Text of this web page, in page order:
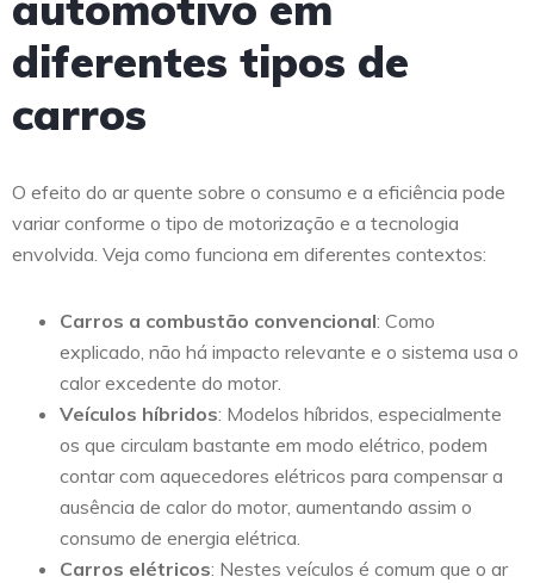
diferentes tipos de
carros
O efeito do ar quente sobre o consumo e a eficiência pode
variar conforme o tipo de motorização e a tecnologia
envolvida. Veja como funciona em diferentes contextos:
Carros a combustão convencional: Como
explicado, não há impacto relevante e o sistema usa o
calor excedente do motor.
Veículos híbridos: Modelos híbridos, especialmente
os que circulam bastante em modo elétrico, podem
contar com aquecedores elétricos para compensar a
ausência de calor do motor, aumentando assim o
consumo de energia elétrica.
Carros elétricos: Nestes veículos é comum que o ar